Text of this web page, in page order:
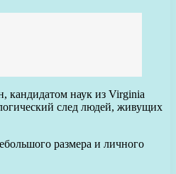
кандидатом наук из Virginia
след людей, живущих
размера и личного